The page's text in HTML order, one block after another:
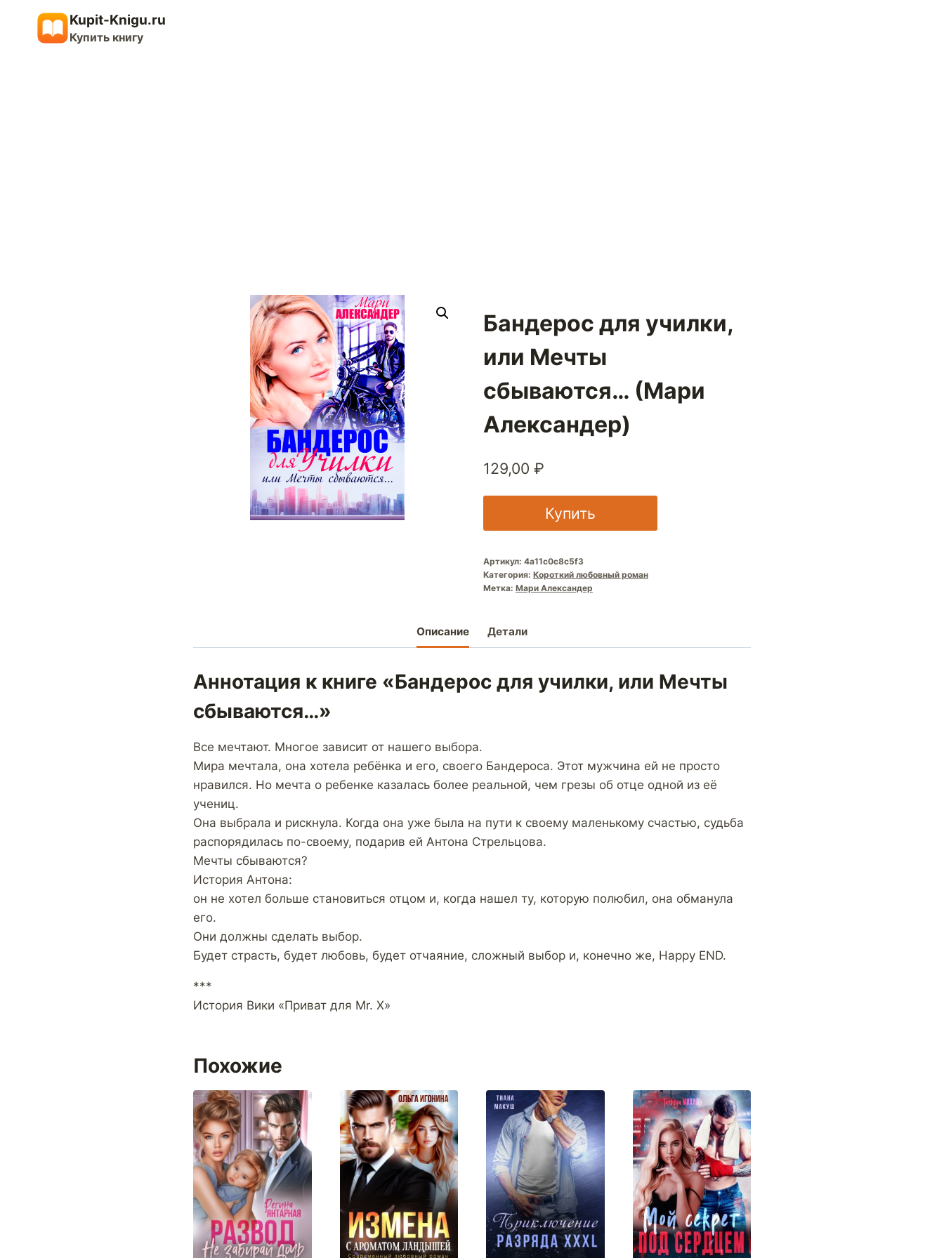
содержимому
Kupit-Knigu.ru
Купить книгу
Бандерос для училки,
или Мечты
сбываются… (Мари
Александер)
129,00 ₽
Купить
Артикул: 4a11c0c8c5f3
Категория: Короткий любовный роман
Метка: Мари Александер
Описание Детали
Аннотация к книге «Бандерос для училки, или Мечты
сбываются…»
Все мечтают. Многое зависит от нашего выбора.
Мира мечтала, она хотела ребёнка и его, своего Бандероса. Этот мужчина ей не просто
нравился. Но мечта о ребенке казалась более реальной, чем грезы об отце одной из её
учениц.
Она выбрала и рискнула. Когда она уже была на пути к своему маленькому счастью, судьба
распорядилась по-своему, подарив ей Антона Стрельцова.
Мечты сбываются?
История Антона:
он не хотел больше становиться отцом и, когда нашел ту, которую полюбил, она обманула
его.
Они должны сделать выбор.
Будет страсть, будет любовь, будет отчаяние, сложный выбор и, конечно же, Happy END.
***
История Вики «Приват для Mr. X»
Похожие